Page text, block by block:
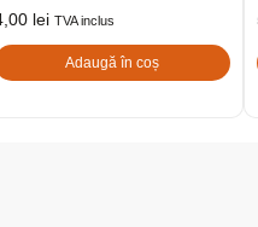
lei TVA inclus
Adaugă în coș